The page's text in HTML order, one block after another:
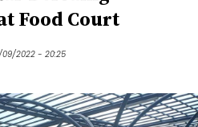
Food Court
09/2022 - 20:25